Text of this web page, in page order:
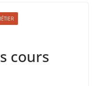
cours